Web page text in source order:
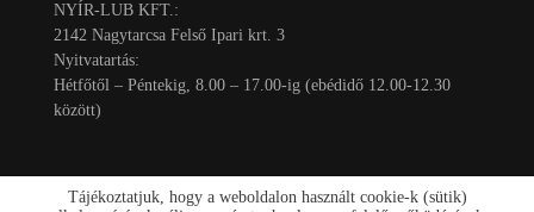
NYÍR-LUB KFT.:
2142 Nagytarcsa Felső Ipari krt. 3
Nyitvatartás:
Hétfőtől – Péntekig, 8.00 – 17.00-ig (ebédidő 12.00-12.30
között)
Tájékoztatjuk, hogy a weboldalon használt cookie-k (sütik)